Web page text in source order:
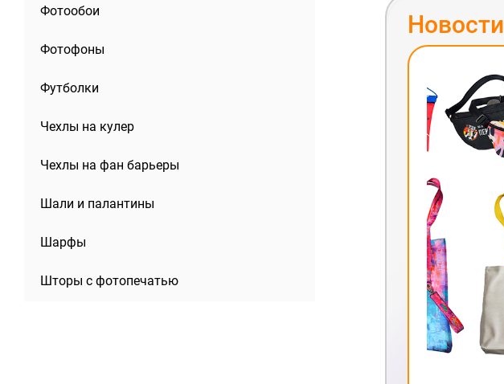
Фотообои
Фотофоны
Футболки
Чехлы на кулер
Чехлы на фан барьеры
Шали и палантины
Шарфы
Шторы с фотопечатью
Новости